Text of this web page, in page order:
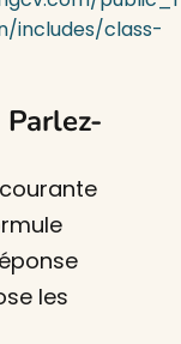
includes/class-
Parlez-
les